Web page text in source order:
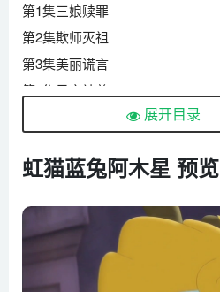
第1集三娘赎罪
第2集欺师灭祖
第3集美丽谎言
第4集风之神兽
第7集疑惑重重
第9集出现误会
第10集误会更深
第11集雨之神兽
展开目录
虹猫蓝兔阿木星 预览